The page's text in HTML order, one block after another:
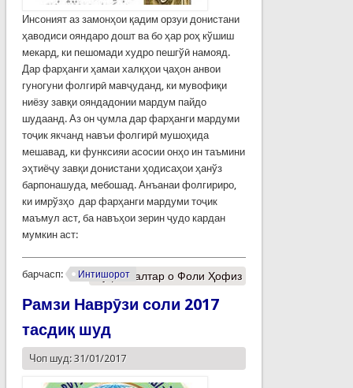
Инсоният аз замонҳои қадим орзуи донистани
ҳаводиси ояндаро дошт ва бо ҳар роҳ кўшиш
мекард, ки пешомади худро пешгўӣ намояд.
Дар фарҳанги ҳамаи халқҳои ҷаҳон анвои
гуногуни фолгирӣ мавҷуданд, ки мувофиқи
ниёзу завқи ояндадонии мардум пайдо
шудаанд. Аз он ҷумла дар фарҳанги мардуми
тоҷик якчанд навъи фолгирӣ мушоҳида
мешавад, ки функсияи асосии онҳо ин таъмини
эҳтиёҷу завқи донистани ҳодисаҳои ҳанўз
барпонашуда, мебошад. Анъанаи фолгириро,
ки имрўзҳо дар фарҳанги мардуми тоҷик
маъмул аст, ба навъҳои зерин ҷудо кардан
мумкин аст:
барчасп: Интишорот
Муфассалтар о Фоли Ҳофиз
Рамзи Наврӯзи соли 2017
тасдиқ шуд
Чоп шуд: 31/01/2017